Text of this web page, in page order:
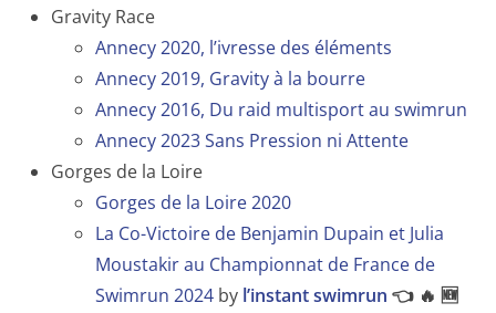
Gravity Race
Annecy 2020, l’ivresse des éléments
Annecy 2019, Gravity à la bourre
Annecy 2016, Du raid multisport au swimrun
Annecy 2023 Sans Pression ni Attente
Gorges de la Loire
Gorges de la Loire 2020
La Co-Victoire de Benjamin Dupain et Julia
Moustakir au Championnat de France de
Swimrun 2024 by l’instant swimrun 👈 🔥 🆕